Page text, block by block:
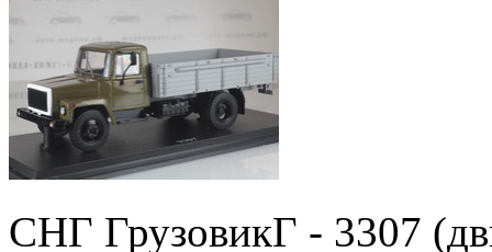
СНГ ГрузовикГ - 3307